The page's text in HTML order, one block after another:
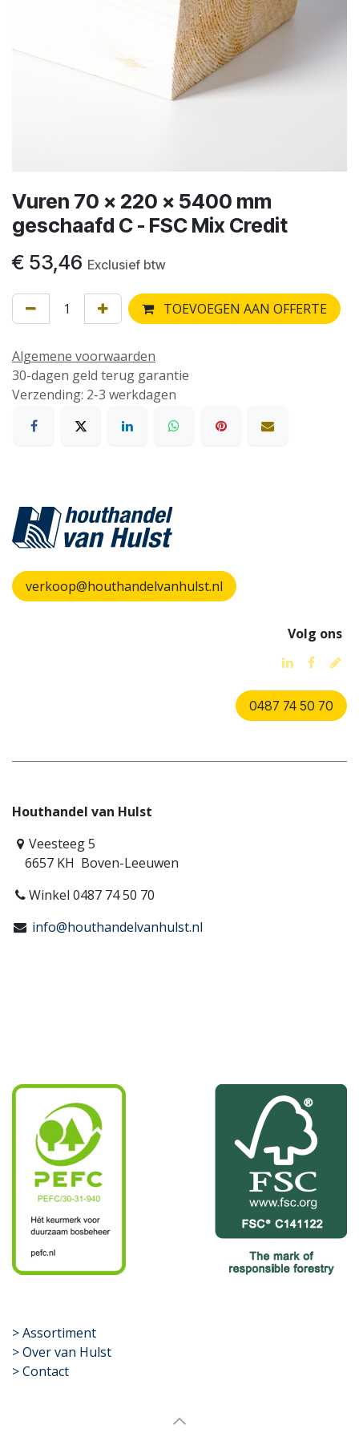
Vuren 70 x 220 x 5400 mm
geschaafd C - FSC Mix Credit
€ 53,46 Exclusief btw
TOEVOEGEN AAN OFFERTE
Algemene voorwaarden
30-dagen geld terug garantie
Verzending: 2-3 werkdagen
verkoop@houthandelvanhulst.nl
Volg ons
0487 74 50 70
Houthandel van Hulst
Veesteeg 5
6657 KH Boven-Leeuwen
Winkel 0487 74 50 70
info@houthandelvanhulst.nl
​>Assortiment
> Over van Hulst
> Contact